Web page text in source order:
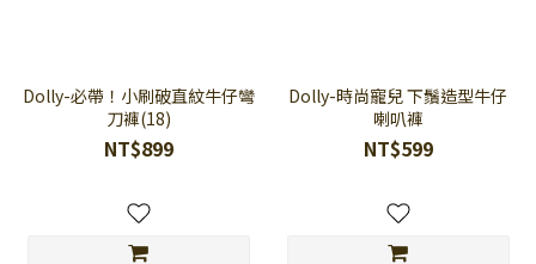
Dolly-必帶！小刷破直紋牛仔彎
刀褲(18)
NT$899
Dolly-時尚寵兒 下鬚造型牛仔
喇叭褲
NT$599